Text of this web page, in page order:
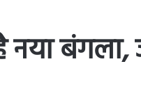
बंगला,